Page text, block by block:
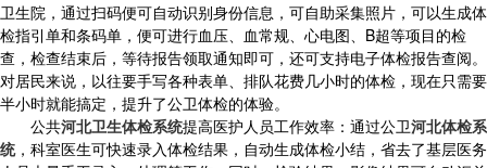
卫生院，通过扫码便可自动识别身份信息，可自助采集照片，可以生成体
检指引单和条码单，便可进行血压、血常规、心电图、B超等项目的检
查，检查结束后，等待报告领取通知即可，还可支持电子体检报告查阅。
对居民来说，以往要手写各种表单、排队花费几小时的体检，现在只需要
半小时就能搞定，提升了公卫体检的体验。
公共河北卫生体检系统提高医护人员工作效率：通过公卫河北体检系
统，科室医生可快速录入体检结果，自动生成体检小结，省去了基层医务